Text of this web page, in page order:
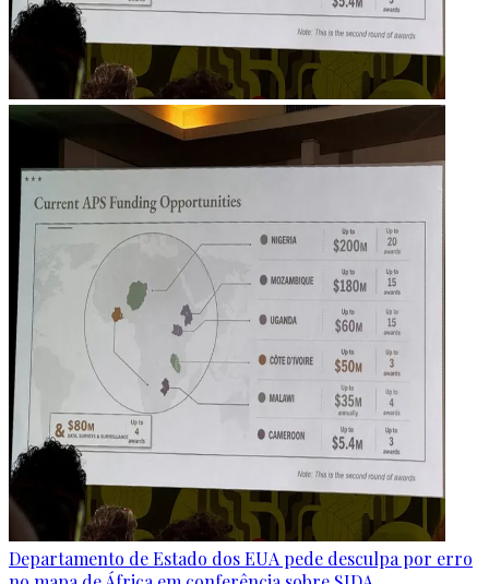
Departamento de Estado dos EUA pede desculpa por erro